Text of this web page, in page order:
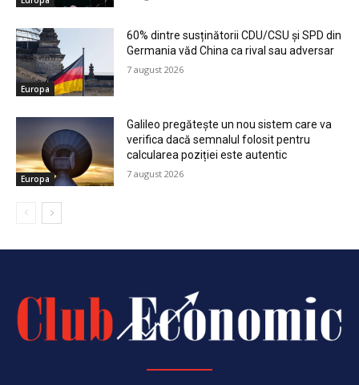
Europa
60% dintre susținătorii CDU/CSU și SPD din
Germania văd China ca rival sau adversar
7 august 2026
Europa
Galileo pregătește un nou sistem care va
verifica dacă semnalul folosit pentru
calcularea poziției este autentic
7 august 2026